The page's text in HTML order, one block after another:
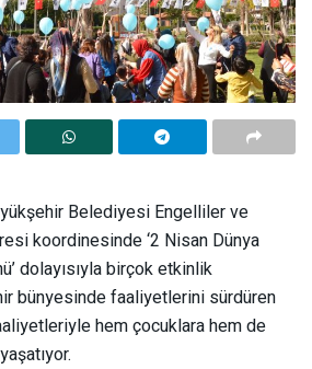
Belediyesi Engelliler ve
koordinesinde ‘2 Nisan Dünya
dolayısıyla birçok etkinlik
bünyesinde faaliyetlerini sürdüren
hem çocuklara hem de